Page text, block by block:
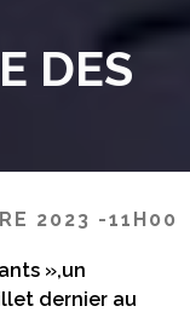
DES
2023 -11H00
»,un
dernier au